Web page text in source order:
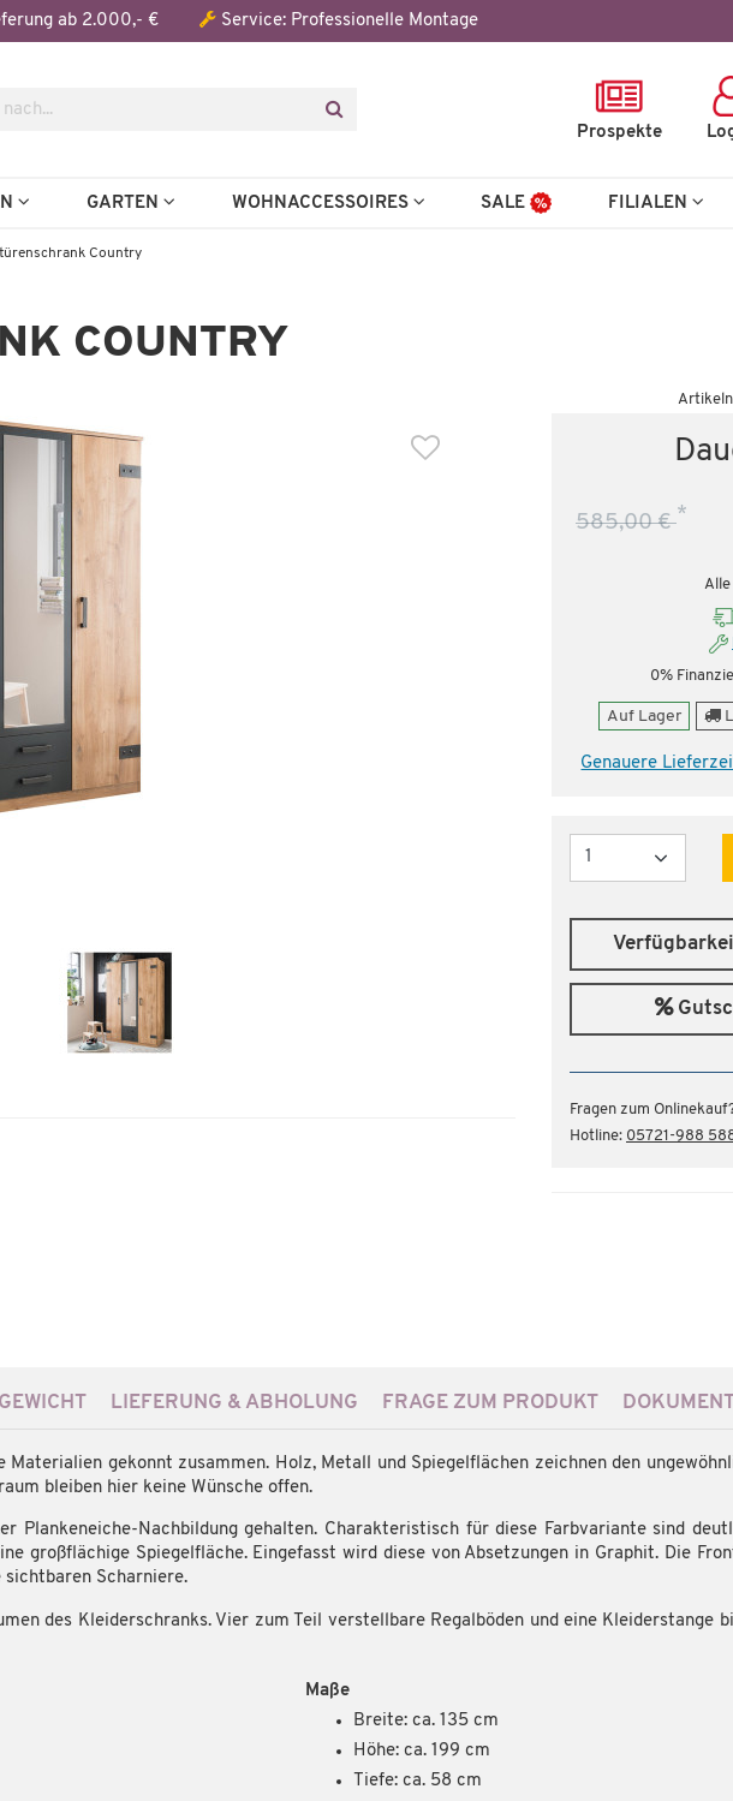
ab 2.000,- € Service: Professionelle Montage
Prospekte
GARTEN WOHNACCESSOIRES SALE FILIALEN
Country
COUNTRY
585,00 €*
Alle
0%
Auf Lager
Genauere
Menge
Der Artikel wurde in den Warenkorb gelegt:
Fragen zum
Hotline: 05721-988
LIEFERUNG & ABHOLUNG FRAGE ZUM PRODUKT
gekonnt zusammen. Holz, Metall und Spiegelflächen zeichnen den
bleiben hier keine Wünsche offen.
Plankeneiche-Nachbildung gehalten. Charakteristisch für diese Farbvariante sind
großflächige Spiegelfläche. Eingefasst wird diese von Absetzungen in Graphit. Die
sichtbaren Scharniere.
des Kleiderschranks. Vier zum Teil verstellbare Regalböden und eine Kleiderstange
Maße
Breite: ca. 135 cm
Höhe: ca. 199 cm
Tiefe: ca. 58 cm